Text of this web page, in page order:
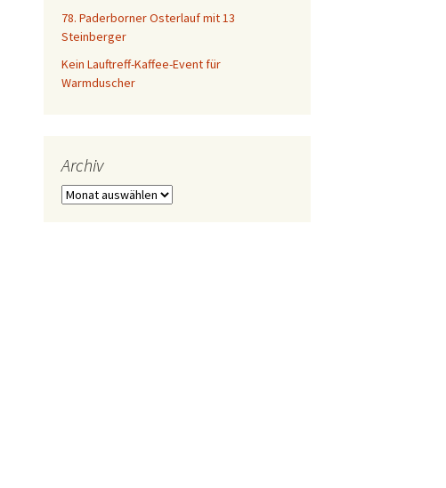
78. Paderborner Osterlauf mit 13
Steinberger
Kein Lauftreff-Kaffee-Event für
Warmduscher
Archiv
Archiv